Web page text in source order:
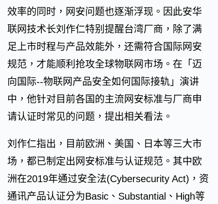
效率的同时，网安问题也逐渐浮现。因此安华
联网技术长刘作仁特别提醒台湾厂商，除了满
足上市时程与产品效能外，还需符合国际网安
规范，才能顺利抢攻全球物联网市场。在「迈
向国际--物联网产品安全如何国际接轨」演讲
中，他针对目前各国的主流网安标准与厂商申
请认证时常见的问题，提出相关看法。
刘作仁指出，目前欧洲、美国、日本等三大市
场，都已制定出网安标准与认证规范。其中欧
洲在2019年通过安全法(Cybersecurity Act)，资
通讯产品认证分为Basic、Substantial、High等